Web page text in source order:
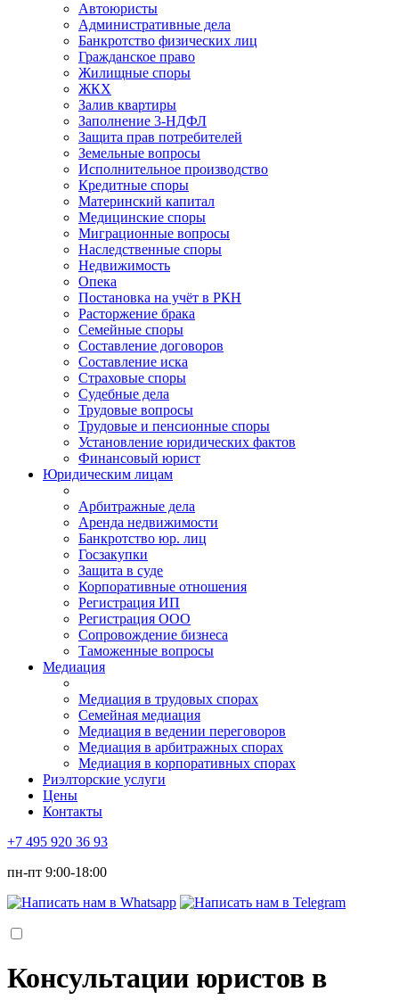
Автоюристы
Административные дела
Банкротство физических лиц
Гражданское право
Жилищные споры
ЖКХ
Залив квартиры
Заполнение 3-НДФЛ
Защита прав потребителей
Земельные вопросы
Исполнительное производство
Кредитные споры
Материнский капитал
Медицинские споры
Миграционные вопросы
Наследственные споры
Недвижимость
Опека
Постановка на учёт в РКН
Расторжение брака
Семейные споры
Составление договоров
Составление иска
Страховые споры
Судебные дела
Трудовые вопросы
Трудовые и пенсионные споры
Установление юридических фактов
Финансовый юрист
Юридическим лицам
Арбитражные дела
Аренда недвижимости
Банкротство юр. лиц
Госзакупки
Защита в суде
Корпоративные отношения
Регистрация ИП
Регистрация ООО
Сопровождение бизнеса
Таможенные вопросы
Медиация
Медиация в трудовых спорах
Семейная медиация
Медиация в ведении переговоров
Медиация в арбитражных спорах
Медиация в корпоративных спорах
Риэлторские услуги
Цены
Контакты
+7 495 920 36 93
пн-пт 9:00-18:00
Консультации юристов в